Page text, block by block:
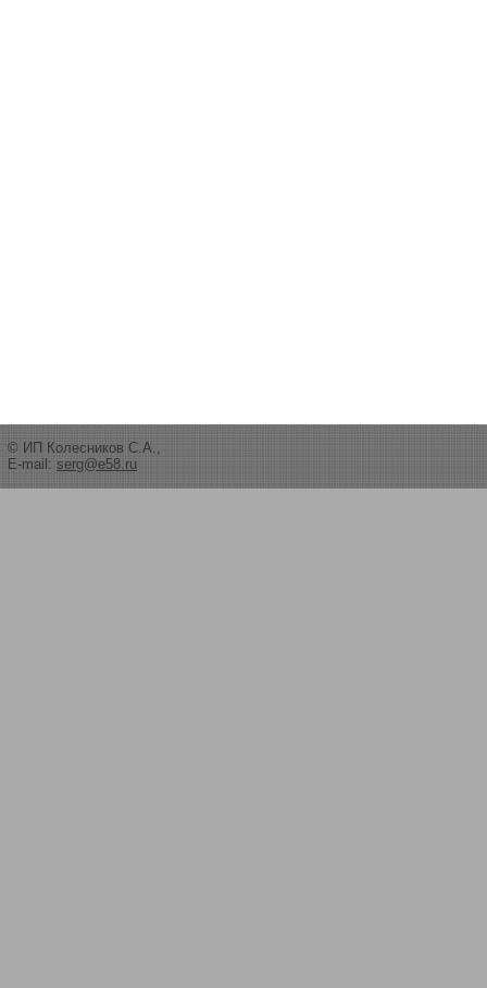
© ИП Колесников С.А.,
E-mail: serg@e58.ru